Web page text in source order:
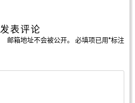
发表评论
邮箱地址不会被公开。 必填项已用*标注